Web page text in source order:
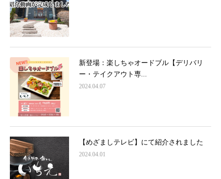
新登場：楽しちゃオードブル【デリバリ
ー・テイクアウト専...
2024.04.07
【めざましテレビ】にて紹介されました
2024.04.01